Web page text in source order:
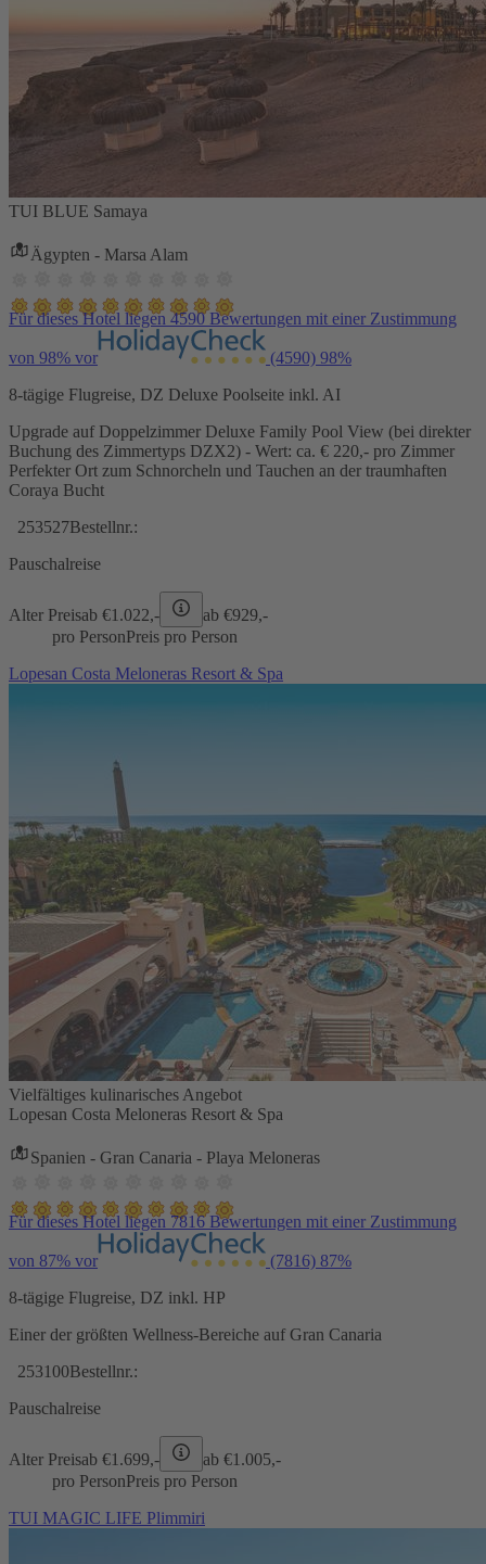
TUI BLUE Samaya
Ägypten - Marsa Alam
Für dieses Hotel liegen 4590 Bewertungen mit einer Zustimmung
von 98% vor (4590) 98%
8-tägige Flugreise, DZ Deluxe Poolseite inkl. AI
Upgrade auf Doppelzimmer Deluxe Family Pool View (bei direkter
Buchung des Zimmertyps DZX2) - Wert: ca. € 220,- pro Zimmer
Perfekter Ort zum Schnorcheln und Tauchen an der traumhaften
Coraya Bucht
253527Bestellnr.:
Pauschalreise
Alter Preisab €1.022,- ab €929,-
pro PersonPreis pro Person
Lopesan Costa Meloneras Resort & Spa
Vielfältiges kulinarisches Angebot
Lopesan Costa Meloneras Resort & Spa
Spanien - Gran Canaria - Playa Meloneras
Für dieses Hotel liegen 7816 Bewertungen mit einer Zustimmung
von 87% vor (7816) 87%
8-tägige Flugreise, DZ inkl. HP
Einer der größten Wellness-Bereiche auf Gran Canaria
253100Bestellnr.:
Pauschalreise
Alter Preisab €1.699,- ab €1.005,-
pro PersonPreis pro Person
TUI MAGIC LIFE Plimmiri